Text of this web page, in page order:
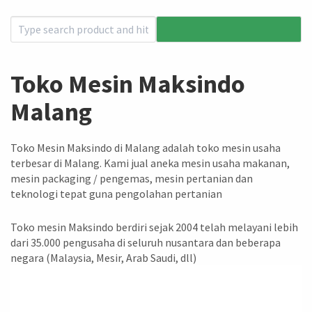
Toko Mesin Maksindo
Malang
Toko Mesin Maksindo di Malang adalah toko mesin usaha
terbesar di Malang. Kami jual aneka mesin usaha makanan,
mesin packaging / pengemas, mesin pertanian dan
teknologi tepat guna pengolahan pertanian
Toko mesin Maksindo berdiri sejak 2004 telah melayani lebih
dari 35.000 pengusaha di seluruh nusantara dan beberapa
negara (Malaysia, Mesir, Arab Saudi, dll)